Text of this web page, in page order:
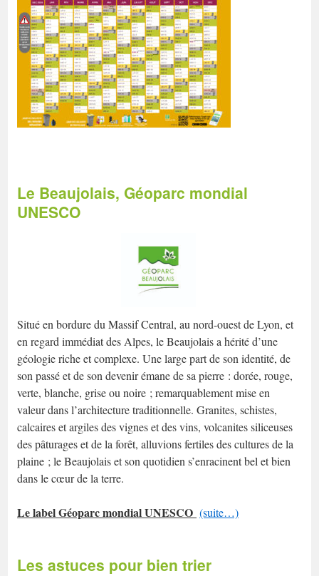
Le Beaujolais, Géoparc mondial
UNESCO
Situé en bordure du Massif Central, au nord-ouest de Lyon, et
en regard immédiat des Alpes, le Beaujolais a hérité d’une
géologie riche et complexe. Une large part de son identité, de
son passé et de son devenir émane de sa pierre : dorée, rouge,
verte, blanche, grise ou noire ; remarquablement mise en
valeur dans l’architecture traditionnelle. Granites, schistes,
calcaires et argiles des vignes et des vins, volcanites siliceuses
des pâturages et de la forêt, alluvions fertiles des cultures de la
plaine ; le Beaujolais et son quotidien s’enracinent bel et bien
dans le cœur de la terre.
Le label Géoparc mondial UNESCO (suite…)
Les astuces pour bien trier